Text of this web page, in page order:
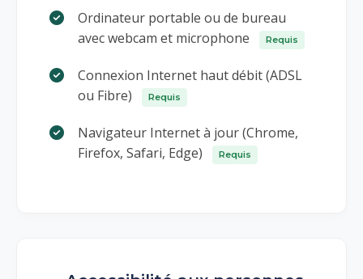
Ordinateur portable ou de bureau
avec webcam et microphone
Requis
Connexion Internet haut débit (ADSL
ou Fibre)
Requis
Navigateur Internet à jour (Chrome,
Firefox, Safari, Edge)
Requis